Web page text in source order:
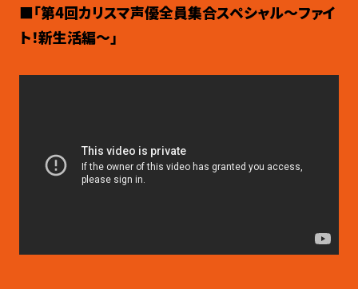
■「第4回カリスマ声優全員集合スペシャル〜ファイ
ト！新生活編〜」